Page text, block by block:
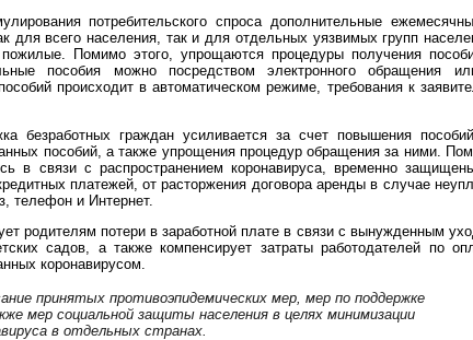
потребительского спроса дополнительные
для всего населения, так и для отдельных уязвимых групп
Помимо этого, упрощаются процедуры получения
пособия можно посредством электронного обращения
происходит в автоматическом режиме, требования к
безработных граждан усиливается за счет повышения
пособий, а также упрощения процедур обращения за ними.
в связи с распространением коронавируса, временно
платежей, от расторжения договора аренды в случае
телефон и Интернет.
родителям потери в заработной плате в связи с вынужденным
садов, а также компенсирует затраты работодателей по
коронавирусом.
принятых противоэпидемических мер, мер по поддержке
мер социальной защиты населения в целях минимизации
в отдельных странах.